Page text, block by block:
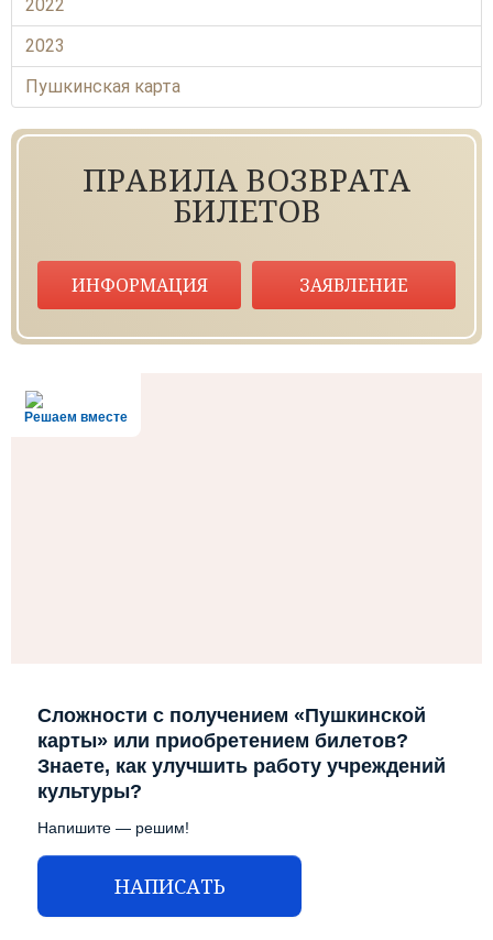
2022
2023
Пушкинская карта
ПРАВИЛА ВОЗВРАТА
БИЛЕТОВ
ИНФОРМАЦИЯ ЗАЯВЛЕНИЕ
Решаем вместе
Сложности с получением «Пушкинской
карты» или приобретением билетов?
Знаете, как улучшить работу учреждений
культуры?
Напишите — решим!
НАПИСАТЬ